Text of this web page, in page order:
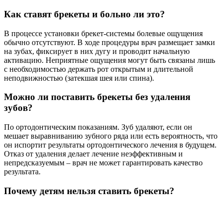
Как ставят брекеты и больно ли это?
В процессе установки брекет-системы болевые ощущения
обычно отсутствуют. В ходе процедуры врач размещает замки
на зубах, фиксирует в них дугу и проводит начальную
активацию. Неприятные ощущения могут быть связаны лишь
с необходимостью держать рот открытым и длительной
неподвижностью (затекшая шея или спина).
Можно ли поставить брекеты без удаления
зубов?
По ортодонтическим показаниям. Зуб удаляют, если он
мешает выравниванию зубного ряда или есть вероятность, что
он испортит результаты ортодонтического лечения в будущем.
Отказ от удаления делает лечение неэффективным и
непредсказуемым – врач не может гарантировать качество
результата.
Почему детям нельзя ставить брекеты?